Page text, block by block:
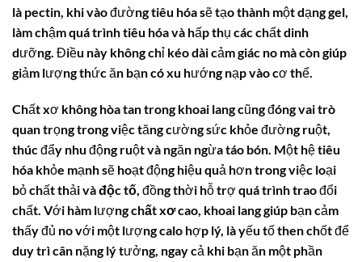
là pectin , khi vào đường tiêu hóa sẽ tạo thành một dạng gel,
làm chậm quá trình tiêu hóa và hấp thụ các chất dinh
dưỡng. Điều này không chỉ kéo dài cảm giác no mà còn giúp
giảm lượng thức ăn bạn có xu hướng nạp vào cơ thể.
Chất xơ không hòa tan trong khoai lang cũng đóng vai trò
quan trọng trong việc tăng cường sức khỏe đường ruột,
thúc đẩy nhu động ruột và ngăn ngừa táo bón. Một hệ tiêu
hóa khỏe mạnh sẽ hoạt động hiệu quả hơn trong việc loại
bỏ chất thải vàđộc tố, đồng thời hỗ trợ quá trình trao đổi
chất. Với hàm lượngchất xơ cao, khoai lang giúp bạn cảm
thấy đủ no với một lượng calo hợp lý, là yếu tố then chốt để
duy trì cân nặng lý tưởng, ngay cả khi bạn ăn một phần